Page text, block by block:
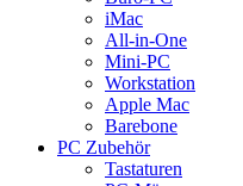
iMac
All-in-One
Mini-PC
Workstation
Apple Mac
Barebone
PC Zubehör
Tastaturen